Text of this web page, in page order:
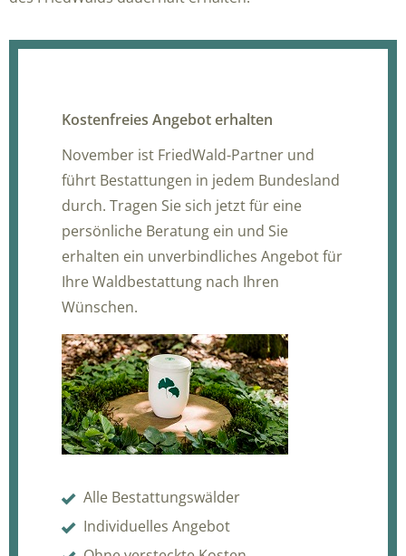
Kostenfreies Angebot erhalten
November ist FriedWald-Partner und
führt Bestattungen in jedem Bundesland
durch. Tragen Sie sich jetzt für eine
persönliche Beratung ein und Sie
erhalten ein unverbindliches Angebot für
Ihre Waldbestattung nach Ihren
Wünschen.
Alle Bestattungswälder
Individuelles Angebot